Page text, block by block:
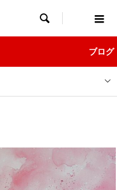

ブログ